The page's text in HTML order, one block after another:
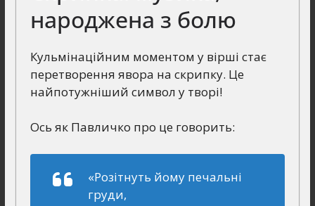
народжена з болю
Кульмінаційним моментом у вірші стає
перетворення явора на скрипку. Це
найпотужніший символ у творі!
Ось як Павличко про це говорить:
«Розітнуть йому печальні
груди,